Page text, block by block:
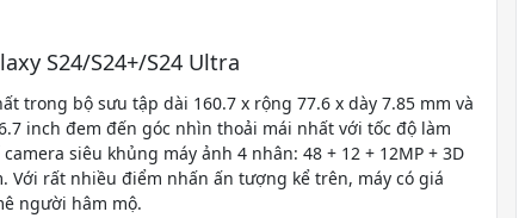
S24/S24+/S24 Ultra
trong bộ sưu tập dài 160.7 x rộng 77.6 x dày 7.85 mm và
inch đem đến góc nhìn thoải mái nhất với tốc độ làm
siêu khủng máy ảnh 4 nhân: 48 + 12 + 12MP + 3D
Với rất nhiều điểm nhấn ấn tượng kể trên, máy có giá
người hâm mộ.